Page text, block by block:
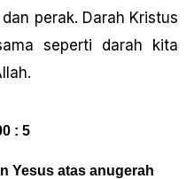
perak. Darah Kristus
seperti darah kita
: 5
Yesus atas anugerah